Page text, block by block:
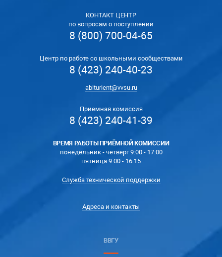
КОНТАКТ ЦЕНТР
по вопросам о поступлении
8 (800) 700-04-65
Центр по работе со школьными сообществами
8 (423) 240-40-23
abiturient@vvsu.ru
Приемная комиссия
8 (423) 240-41-39
ВРЕМЯ РАБОТЫ ПРИЁМНОЙ КОМИССИИ
понедельник - четверг 9:00 - 17:00
пятница 9:00 - 16:15
Служба технической поддержки
Адреса и контакты
ВВГУ